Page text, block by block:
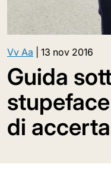
Vv Aa 13 nov 2016
Guida
di